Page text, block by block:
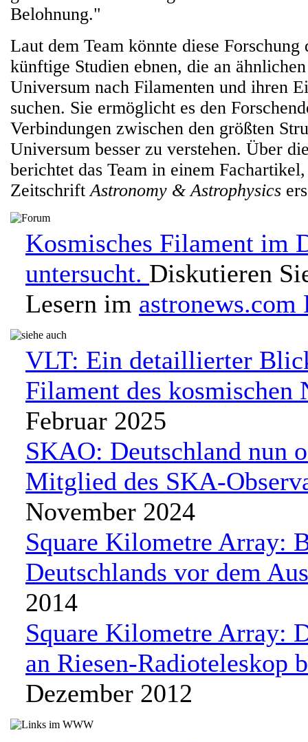
Belohnung."
Laut dem Team könnte diese Forschung
künftige Studien ebnen, die an
Universum nach Filamenten und ihren
suchen. Sie ermöglicht es den
Verbindungen zwischen den größten
Universum besser zu verstehen. Über
berichtet das Team in einem
ZeitschriftAstronomy & Astrophysics
Kosmisches Filament im
untersucht. Diskutieren
Lesern im astronews.com
VLT: Ein detaillierter
Filament des kosmischen
Februar 2025
SKAO: Deutschland nun
Mitglied des SKA-
November 2024
Square Kilometre Array:
Deutschlands vor dem
2014
Square Kilometre Array:
an Riesen-Radioteleskop
Dezember 2012